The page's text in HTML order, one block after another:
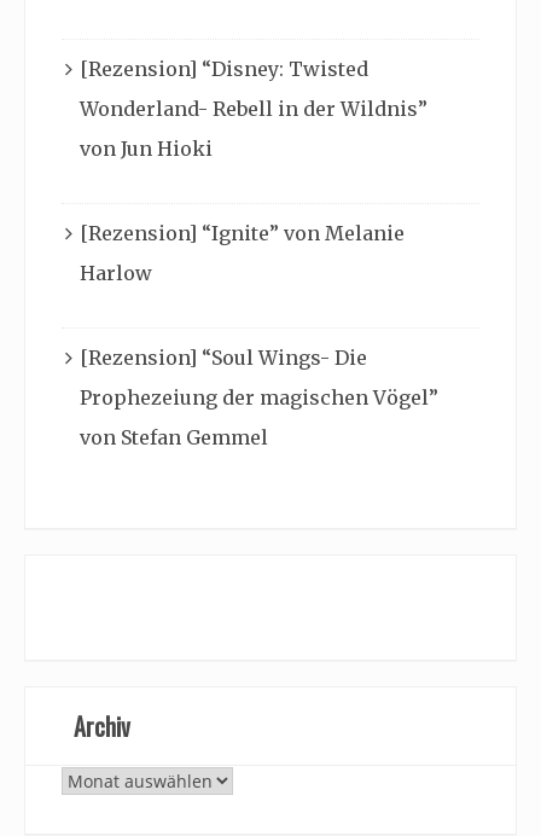
[Rezension] “Disney: Twisted
Wonderland- Rebell in der Wildnis”
von Jun Hioki
[Rezension] “Ignite” von Melanie
Harlow
[Rezension] “Soul Wings- Die
Prophezeiung der magischen Vögel”
von Stefan Gemmel
Archiv
Archiv